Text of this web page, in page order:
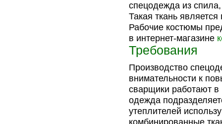
спецодежда из
Такая ткань
Рабочие костюмы
в интернет-магазине
Требования
Производство
внимательности к
сварщики работают в
одежда
утеплителей
комбинированные